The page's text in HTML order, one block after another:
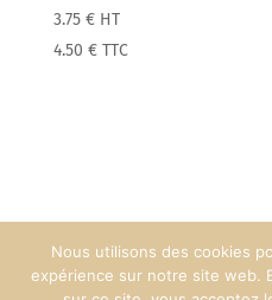
3.75 € HT
4.50 € TTC
Mentions Légales
Nous utilisons des cookies
expérience sur notre site web.